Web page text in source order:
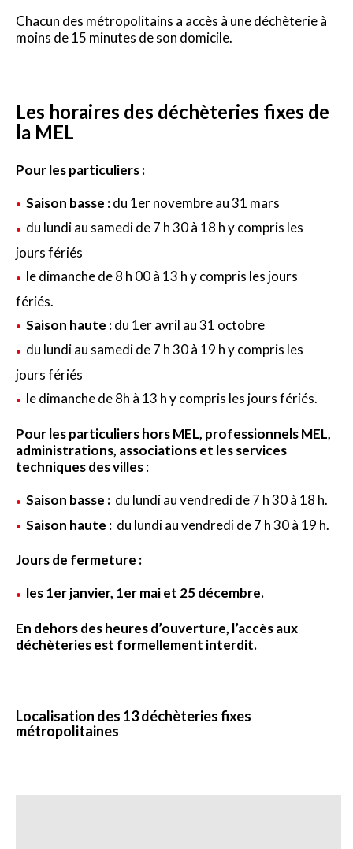
Chacun des métropolitains a accès à une déchèterie à
moins de 15 minutes de son domicile.
Les horaires des déchèteries fixes de
la MEL
Pour les particuliers :
Saison basse :du 1er novembre au 31 mars
du lundi au samedi de 7 h 30 à 18 h y compris les
jours fériés
le dimanche de 8 h 00 à 13 h y compris les jours
fériés.
Saison haute :du 1er avril au 31 octobre
du lundi au samedi de 7 h 30 à 19 h y compris les
jours fériés
le dimanche de 8h à 13 h y compris les jours fériés.
Pour les particuliers hors MEL, professionnels MEL,
administrations, associations et les services
techniques des villes:
Saison basse : du lundi au vendredi de 7 h 30 à 18 h.
Saison haute : du lundi au vendredi de 7 h 30 à 19 h.
Jours de fermeture :
les 1er janvier, 1er mai et 25 décembre.
En dehors des heures d’ouverture, l’accès aux
déchèteries est formellement interdit.
Localisation des 13 déchèteries fixes
métropolitaines